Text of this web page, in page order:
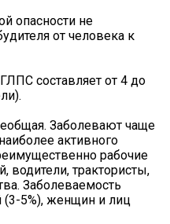
опасности не
от человека к
составляет от 4 до
Заболевают чаще
активного
рабочие
трактористы,
Заболеваемость
(3-5%), женщин и лиц